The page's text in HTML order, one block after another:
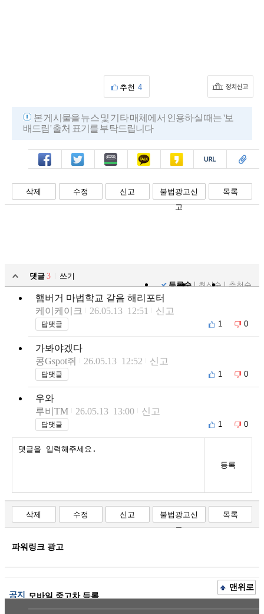
추천 4
본 게시물을 뉴스 및 기타 매체에서 인용하실 때는 '보
배드림' 출처 표기를 부탁드립니다
페북 트윗 밴드 카톡 카스 복사 스크랩
삭제 수정 신고
불법광고신
고
목록
댓글 3
쓰기
등록순
최신순 추천순
햄버거 마법학교 같음 해리포터
케이케이크
26.05.13 12:51 신고
답댓글 1 0
가봐야겠다
콩Gspot쥐
26.05.13 12:52 신고
답댓글 1 0
우와
루비TM
26.05.13 13:00 신고
답댓글 1 0
등록
삭제 수정 신고
불법광고신
고
목록
파워링크 광고
공지 모바일 중고차 등록
맨위로